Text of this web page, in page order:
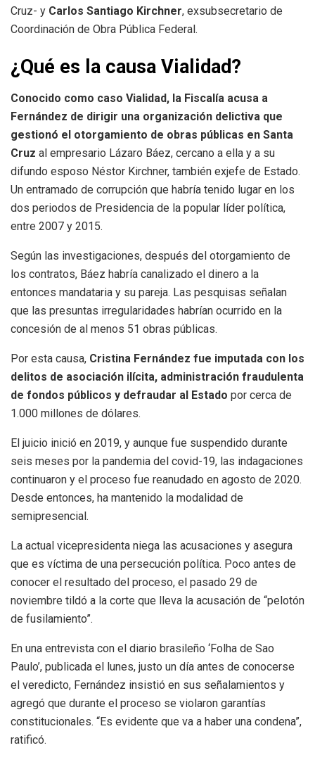
Cruz- y Carlos Santiago Kirchner, exsubsecretario de
Coordinación de Obra Pública Federal.
¿Qué es la causa Vialidad?
Conocido como caso Vialidad, la Fiscalía acusa a
Fernández de dirigir una organización delictiva que
gestionó el otorgamiento de obras públicas en Santa
Cruz al empresario Lázaro Báez, cercano a ella y a su
difundo esposo Néstor Kirchner, también exjefe de Estado.
Un entramado de corrupción que habría tenido lugar en los
dos periodos de Presidencia de la popular líder política,
entre 2007 y 2015.
Según las investigaciones, después del otorgamiento de
los contratos, Báez habría canalizado el dinero a la
entonces mandataria y su pareja. Las pesquisas señalan
que las presuntas irregularidades habrían ocurrido en la
concesión de al menos 51 obras públicas.
Por esta causa, Cristina Fernández fue imputada con los
delitos de asociación ilícita, administración fraudulenta
de fondos públicos y defraudar al Estado por cerca de
1.000 millones de dólares.
El juicio inició en 2019, y aunque fue suspendido durante
seis meses por la pandemia del covid-19, las indagaciones
continuaron y el proceso fue reanudado en agosto de 2020.
Desde entonces, ha mantenido la modalidad de
semipresencial.
La actual vicepresidenta niega las acusaciones y asegura
que es víctima de una persecución política. Poco antes de
conocer el resultado del proceso, el pasado 29 de
noviembre tildó a la corte que lleva la acusación de “pelotón
de fusilamiento”.
En una entrevista con el diario brasileño ‘Folha de Sao
Paulo’, publicada el lunes, justo un día antes de conocerse
el veredicto, Fernández insistió en sus señalamientos y
agregó que durante el proceso se violaron garantías
constitucionales. “Es evidente que va a haber una condena”,
ratificó.